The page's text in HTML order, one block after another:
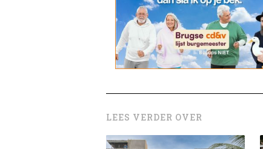
LEES VERDER OVER